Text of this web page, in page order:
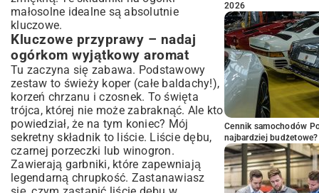
małosolne idealne są absolutnie
kluczowe.
Kluczowe przyprawy – nadaj
ogórkom wyjątkowy aromat
Tu zaczyna się zabawa. Podstawowy
zestaw to świeży koper (całe baldachy!),
korzeń chrzanu i czosnek. To święta
trójca, której nie może zabraknąć. Ale kto
powiedział, że na tym koniec? Mój
sekretny składnik to liście. Liście dębu,
czarnej porzeczki lub winogron.
Zawierają garbniki, które zapewniają
legendarną chrupkość. Zastanawiasz
2026
Cennik samochodów
najbardziej budżetowe?